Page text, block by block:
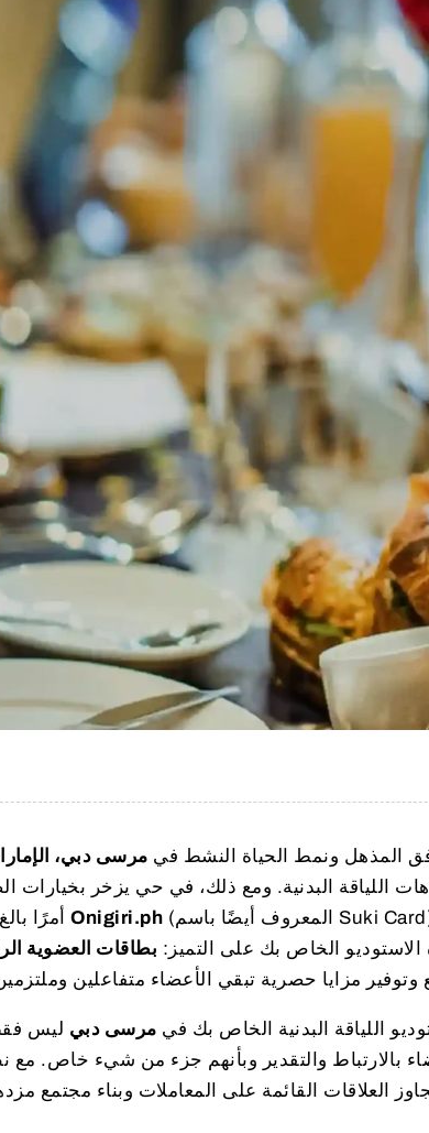
المذهل ونمط الحياة النشط في مرسى دبي،
اللياقة البدنية. ومع ذلك، في حي يزخر بخيارات
Onigiri.ph (المعروف أيضًا باسم Suki Card) حلاً قويًا
الخاص بك على التميز: بطاقات العضوية
اللياقة البدنية الخاص بك في مرسى دبي ليس
بالارتباط والتقدير وبأنهم جزء من شيء خاص. مع